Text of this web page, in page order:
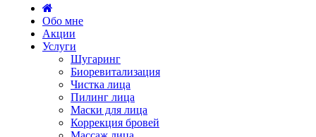
Обо мне
Акции
Услуги
Шугаринг
Биоревитализация
Чистка лица
Пилинг лица
Маски для лица
Коррекция бровей